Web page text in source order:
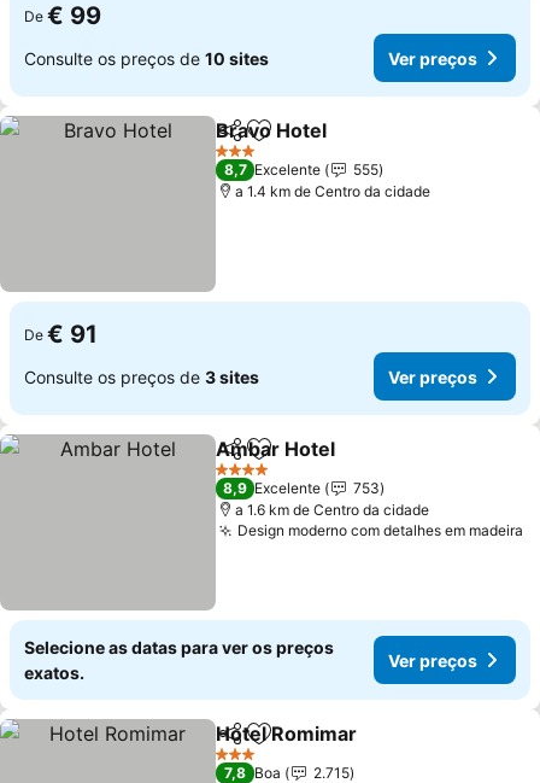
De € 99
Consulte os preços de 10 sites Ver preços
PartilharAdicionar aos favoritos
Bravo Hotel
3 Estrelas
8,7 Excelente
555
a 1.4 km de Centro da cidade
De € 91
Consulte os preços de 3 sites Ver preços
PartilharAdicionar aos favoritos
Ambar Hotel
4 Estrelas
8,9 Excelente
753
a 1.6 km de Centro da cidade
Design moderno com detalhes em madeira
Selecione as datas para ver os preços
exatos.
Ver preços
PartilharAdicionar aos favoritos
Hotel Romimar
3 Estrelas
7,8 Boa
2.715